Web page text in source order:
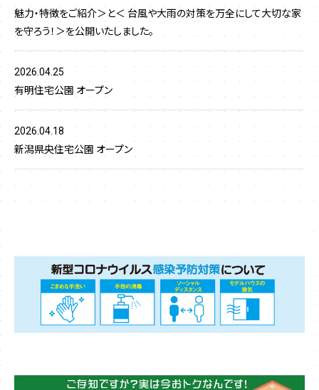
魅力・特徴をご紹介＞と＜ 台風や大雨の対策を万全にして大切な家
を守ろう！＞を公開いたしました。
2026.04.25
有明住宅公園 オープン
2026.04.18
新潟県央住宅公園 オープン